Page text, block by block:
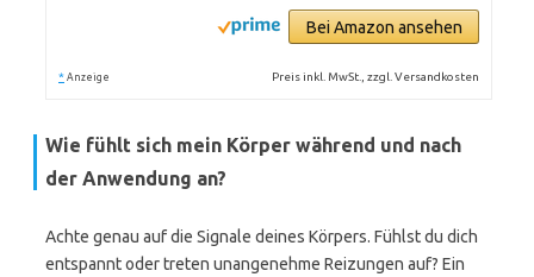
Bei Amazon ansehen
* Anzeige Preis inkl. MwSt., zzgl. Versandkosten
Wie fühlt sich mein Körper während und nach
der Anwendung an?
Achte genau auf die Signale deines Körpers. Fühlst du dich
entspannt oder treten unangenehme Reizungen auf? Ein